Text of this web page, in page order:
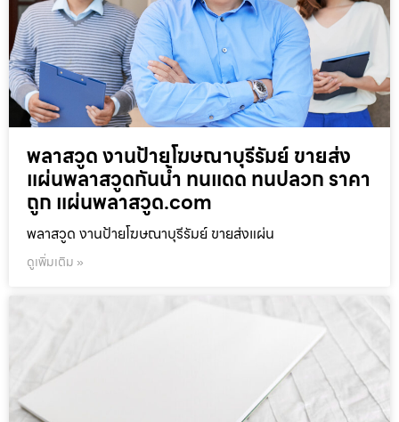
พลาสวูด งานป้ายโฆษณาบุรีรัมย์ ขายส่ง
แผ่นพลาสวูดกันน้ำ ทนแดด ทนปลวก ราคา
ถูก แผ่นพลาสวูด.com
พลาสวูด งานป้ายโฆษณาบุรีรัมย์ ขายส่งแผ่น
ดูเพิ่มเติม »